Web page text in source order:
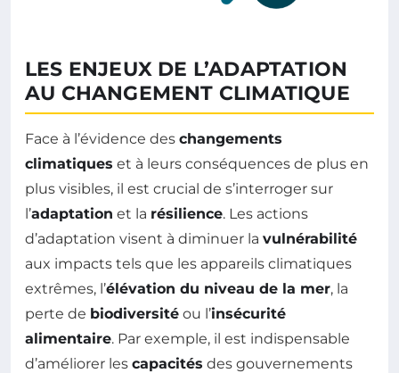
LES ENJEUX DE L’ADAPTATION
AU CHANGEMENT CLIMATIQUE
Face à l’évidence des changements
climatiques et à leurs conséquences de plus en
plus visibles, il est crucial de s’interroger sur
l’adaptation et la résilience. Les actions
d’adaptation visent à diminuer la vulnérabilité
aux impacts tels que les appareils climatiques
extrêmes, l’élévation du niveau de la mer, la
perte de biodiversité ou l’insécurité
alimentaire. Par exemple, il est indispensable
d’améliorer les capacités des gouvernements